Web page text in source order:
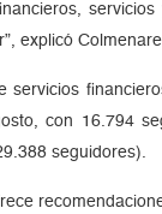
explicó
servicios
con 16.794
seguidores).